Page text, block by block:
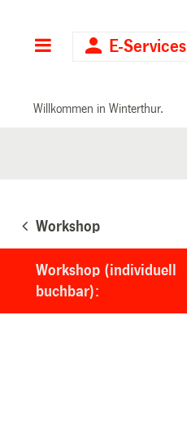
Hauptnavigation
E-Services
Willkommen in Winterthur.
Workshop
Workshop (individuell
buchbar):